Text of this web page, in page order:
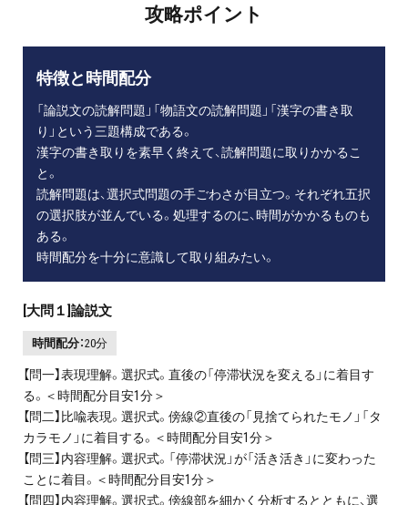
攻略ポイント
特徴と時間配分
「論説文の読解問題」「物語文の読解問題」「漢字の書き取
り」という三題構成である。
漢字の書き取りを素早く終えて、読解問題に取りかかるこ
と。
読解問題は、選択式問題の手ごわさが目立つ。それぞれ五択
の選択肢が並んでいる。処理するのに、時間がかかるものも
ある。
時間配分を十分に意識して取り組みたい。
[大問１]論説文
時間配分：20分
【問一】表現理解。選択式。直後の「停滞状況を変える」に着目す
る。＜時間配分目安1分＞
【問二】比喩表現。選択式。傍線②直後の「見捨てられたモノ」「タ
カラモノ」に着目する。＜時間配分目安1分＞
【問三】内容理解。選択式。「停滞状況」が「活き活き」に変わった
ことに着目。＜時間配分目安1分＞
【問四】内容理解。選択式。傍線部を細かく分析するとともに、選